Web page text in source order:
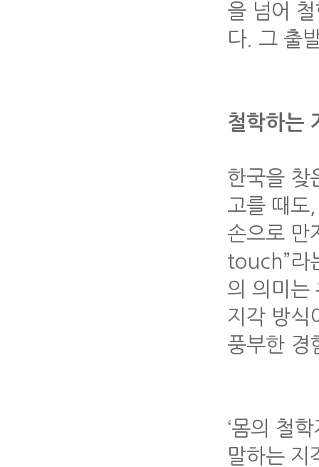
을 넘어
다. 그 출
철학하는
한국을 찾
고를 때도
손으로 만
touch”라
의 의미는
지각 방식
풍부한 경
‘몸의 철
말하는 지